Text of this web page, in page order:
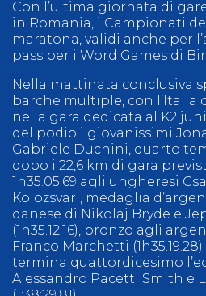
Con l’ultima giornata di
in Romania, i Campionati
maratona, validi anche per
pass per i Word Games di
Nella mattinata conclusiva
barche multiple, con l’Italia
nella gara dedicata al K2
del podio i giovanissimi
Gabriele Duchini, quarto
dopo i 22,6 km di gara
1h35.05.69 agli ungheresi
Kolozsvari, medaglia
danese di Nikolaj Bryde e
(1h35.12.16), bronzo agli
Franco Marchetti
termina quattordicesimo
Alessandro Pacetti Smith e